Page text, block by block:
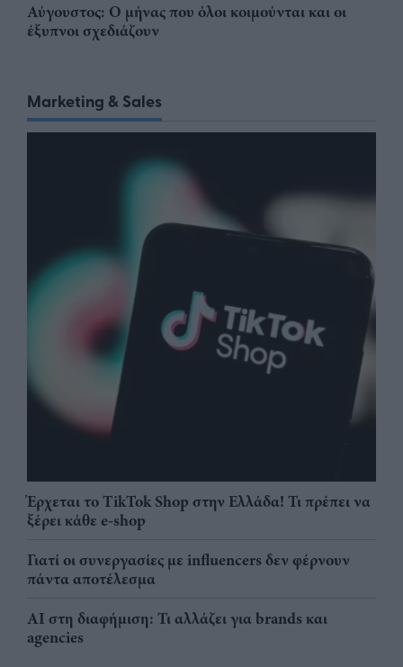
Αύγουστος: Ο μήνας που όλοι κοιμούνται και οι
έξυπνοι σχεδιάζουν
Marketing & Sales
Έρχεται το TikTok Shop στην Ελλάδα! Τι πρέπει να
ξέρει κάθε e-shop
Γιατί οι συνεργασίες με influencers δεν φέρνουν
πάντα αποτέλεσμα
AI στη διαφήμιση: Τι αλλάζει για brands και
agencies